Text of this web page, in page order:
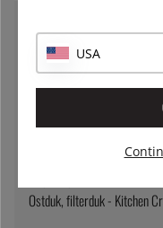
Ostduk, filterduk - Kitchen
USA